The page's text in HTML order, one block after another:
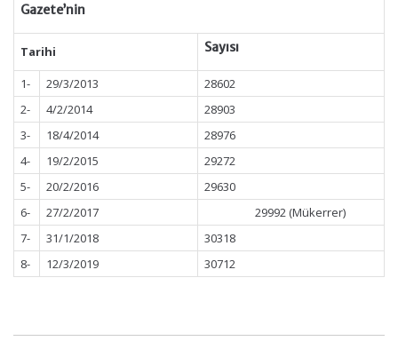
Gazete’nin
Tarihi Sayısı
1- 29/3/2013
28602
2-
4/2/2014
28903
3-
18/4/2014
28976
4-
19/2/2015
29272
5-
20/2/2016
29630
6-
27/2/2017
29992 (Mükerrer)
7-
31/1/2018
30318
8-
12/3/2019 30712